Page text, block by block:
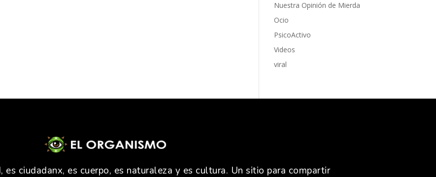
Nuestra Opinión de Mierda
Ocio
PsicoActivo
Videos
viral
es ciudadanx, es cuerpo, es naturaleza y es cultura. Un sitio para compartir